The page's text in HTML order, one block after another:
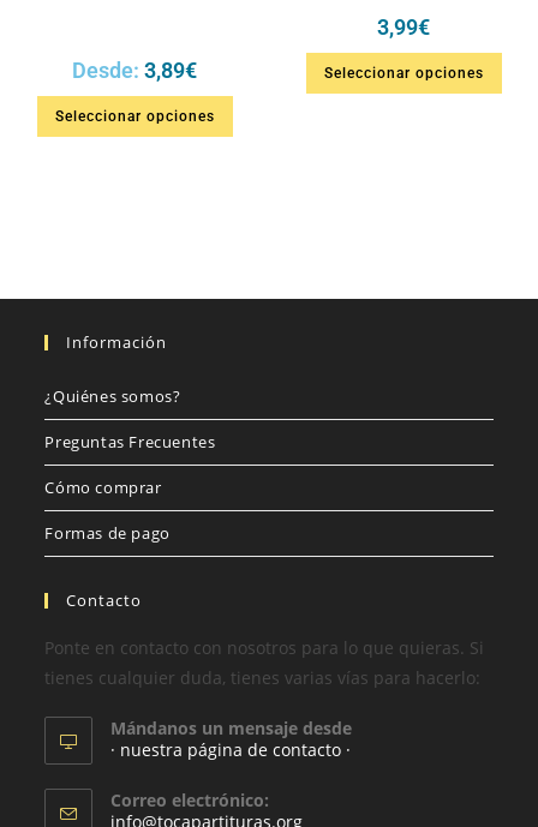
Desde: 3,89€
Seleccionar opciones
3,99€
Seleccionar opciones
Información
¿Quiénes somos?
Preguntas Frecuentes
Cómo comprar
Formas de pago
Contacto
Ponte en contacto con nosotros para lo que quieras. Si
tienes cualquier duda, tienes varias vías para hacerlo:
Mándanos un mensaje desde
· nuestra página de contacto ·
Correo electrónico:
info@tocapartituras.org